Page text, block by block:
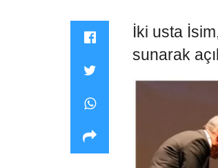
İki usta
sunarak